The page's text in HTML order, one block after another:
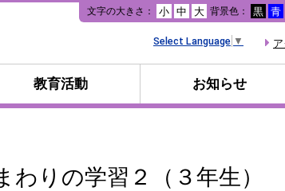
本
文
文字の大きさ： 小 中 大 背景色： 黒 青
Select Language ▼
教育活動 お知らせ
わりの学習２（３年生）